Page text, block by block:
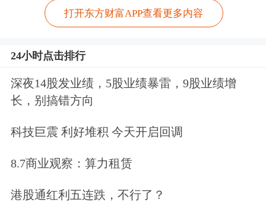
更新了该基金的招募说明书，对申购赎
回中的“现金替代”处理程序作出重要修
订。概括来说，核心修改包括：当成份
股出现流动性不足时，基金管理人“有
权”参照合理估值进行结算，交收日期
或固定日期完成。通俗而言，若发生熔
断或连续涨跌停等极端行情，基金管理
打开东方财富APP查看更多内容
24小时点击排行
深夜14股发业绩，5股业绩暴雷，9股业绩增
长，别搞错方向
科技巨震 利好堆积 今天开启回调
8.7商业观察：算力租赁
港股通红利五连跌，不行了？